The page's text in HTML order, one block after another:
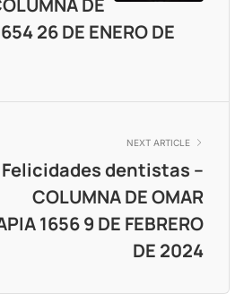
26 DE ENERO DE
NEXT ARTICLE
Felicidades dentistas –
COLUMNA DE OMAR
1656 9 DE FEBRERO
DE 2024